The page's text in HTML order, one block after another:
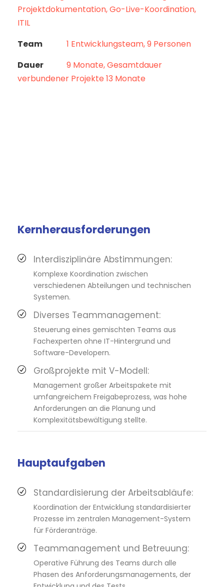
Projektdokumentation, Go-Live-Koordination,
ITIL
Team
1 Entwicklungsteam, 9 Personen
Dauer
9 Monate, Gesamtdauer
verbundener Projekte 13 Monate
Kernherausforderungen
Interdisziplinäre Abstimmungen:
Komplexe Koordination zwischen
verschiedenen Abteilungen und technischen
Systemen.
Diverses Teammanagement:
Steuerung eines gemischten Teams aus
Fachexperten ohne IT-Hintergrund und
Software-Developern.
Großprojekte mit V-Modell:
Management großer Arbeitspakete mit
umfangreichem Freigabeprozess, was hohe
Anforderungen an die Planung und
Komplexitätsbewältigung stellte.
Hauptaufgaben
Standardisierung der Arbeitsabläufe:
Koordination der Entwicklung standardisierter
Prozesse im zentralen Management-System
für Förderanträge.
Teammanagement und Betreuung:
Operative Führung des Teams durch alle
Phasen des Anforderungsmanagements, der